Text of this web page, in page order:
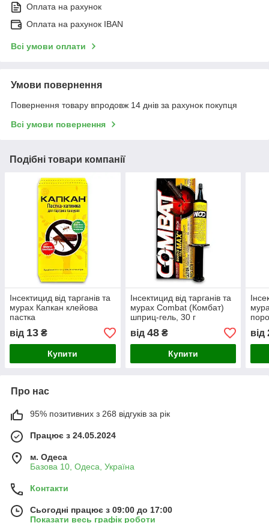
Оплата на рахунок
Оплата на рахунок IBAN
Всі умови оплати
Умови повернення
Повернення товару впродовж 14 днів за рахунок покупця
Всі умови повернення
Подібні товари компанії
Інсектицид від тарганів та
мурах Капкан клейова
пастка
від 13 ₴
Купити
Інсектицид від тарганів та
мурах Combat (Комбат)
шприц-гель, 30 г
від 48₴
Купити
від
Про нас
95% позитивних з 268 відгуків за рік
Працює з 24.05.2024
м. Одеса
Базова 10, Одеса, Україна
Контакти
Сьогодні працює з 09:00 до 17:00
Показати весь графік роботи